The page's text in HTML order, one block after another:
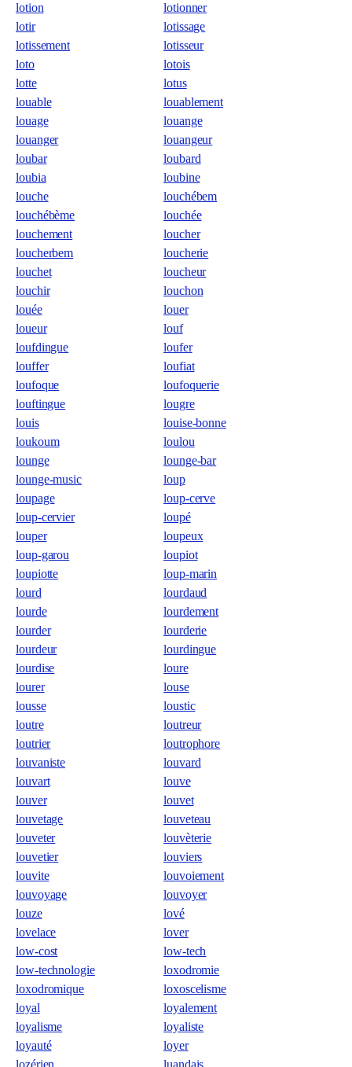
lotion
lotionner
lotir
lotissage
lotissement
lotisseur
loto
lotois
lotte
lotus
louable
louablement
louage
louange
louanger
louangeur
loubar
loubard
loubia
loubine
louche
louchébem
louchébème
louchée
louchement
loucher
loucherbem
loucherie
louchet
loucheur
louchir
louchon
louée
louer
loueur
louf
loufdingue
loufer
louffer
loufiat
loufoque
loufoquerie
louftingue
lougre
louis
louise-bonne
loukoum
loulou
lounge
lounge-bar
lounge-music
loup
loupage
loup-cerve
loup-cervier
loupé
louper
loupeux
loup-garou
loupiot
loupiotte
loup-marin
lourd
lourdaud
lourde
lourdement
lourder
lourderie
lourdeur
lourdingue
lourdise
loure
lourer
louse
lousse
loustic
loutre
loutreur
loutrier
loutrophore
louvaniste
louvard
louvart
louve
louver
louvet
louvetage
louveteau
louveter
louvèterie
louvetier
louviers
louvite
louvoiement
louvoyage
louvoyer
louze
lové
lovelace
lover
low-cost
low-tech
low-technologie
loxodromie
loxodromique
loxoscelisme
loyal
loyalement
loyalisme
loyaliste
loyauté
loyer
lozérien
luandais